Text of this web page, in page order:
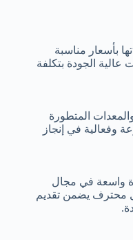
واسعة في مجال
محترف يضمن تقديم
المتطورة
وفعالية في إنجاز
بأسعار مناسبة
عالية الجودة بتكلفة